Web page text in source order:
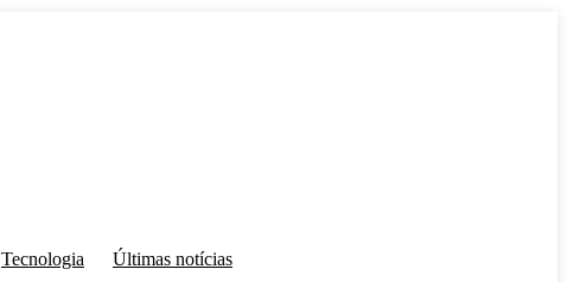
Tecnologia Últimas notícias